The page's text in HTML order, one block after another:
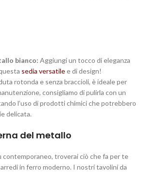
bianco: Aggiungi un tocco di eleganza
sedia versatilee di design!
rotonda e senza braccioli, è ideale per
consigliamo di pulirla con un
l’uso di prodotti chimici che potrebbero
delicata.
del metallo
contemporaneo, troverai ciò che fa per te
in ferro moderno. I nostri tavolini da